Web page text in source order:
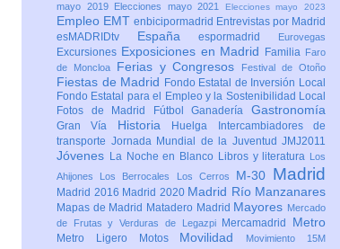
mayo 2019
Elecciones mayo 2021 Elecciones mayo 2023
Empleo EMT enbicipormadrid Entrevistas por Madrid
esMADRIDtv Españaespormadrid Eurovegas
Excursiones Exposiciones en Madrid Familia Faro
de Moncloa
Ferias y Congresos Festival de Otoño
Fiestas de Madrid Fondo Estatal de Inversión Local
Fondo Estatal para el Empleo y la Sostenibilidad Local
Fotos de Madrid
FútbolGanaderíaGastronomía
Gran Vía Historia Huelga
Intercambiadores de
transporte Jornada Mundial de la Juventud JMJ2011
Jóvenes La Noche en Blanco Libros y literatura
Los
Ahijones
Los Berrocales Los Cerros M-30 Madrid
Madrid 2016 Madrid 2020 Madrid Río Manzanares
Mapas de Madrid Matadero Madrid Mayores Mercado
de Frutas y Verduras de Legazpi
Mercamadrid Metro
Metro Ligero Motos Movilidad Movimiento 15M